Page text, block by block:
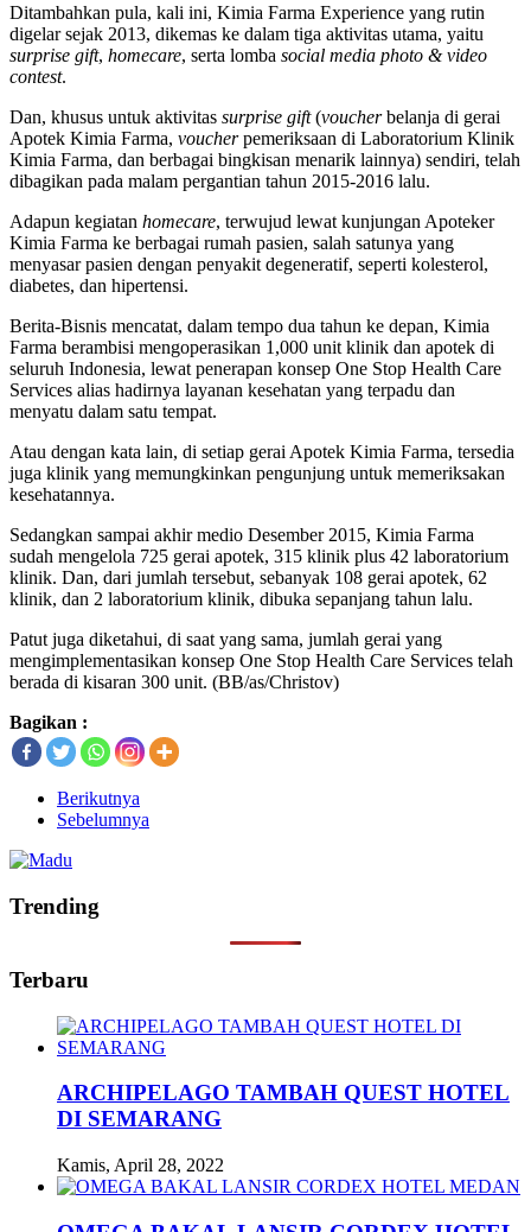
Ditambahkan pula, kali ini, Kimia Farma Experience yang rutin
digelar sejak 2013, dikemas ke dalam tiga aktivitas utama, yaitu
surprise gift, homecare, serta lomba social media photo & video
contest.
Dan, khusus untuk aktivitas surprise gift(voucherbelanja di gerai
Apotek Kimia Farma, voucherpemeriksaan di Laboratorium Klinik
Kimia Farma, dan berbagai bingkisan menarik lainnya) sendiri, telah
dibagikan pada malam pergantian tahun 2015-2016 lalu.
Adapun kegiatan homecare, terwujud lewat kunjungan Apoteker
Kimia Farma ke berbagai rumah pasien, salah satunya yang
menyasar pasien dengan penyakit degeneratif, seperti kolesterol,
diabetes, dan hipertensi.
Berita-Bisnis mencatat, dalam tempo dua tahun ke depan, Kimia
Farma berambisi mengoperasikan 1,000 unit klinik dan apotek di
seluruh Indonesia, lewat penerapan konsep One Stop Health Care
Services alias hadirnya layanan kesehatan yang terpadu dan
menyatu dalam satu tempat.
Atau dengan kata lain, di setiap gerai Apotek Kimia Farma, tersedia
juga klinik yang memungkinkan pengunjung untuk memeriksakan
kesehatannya.
Sedangkan sampai akhir medio Desember 2015, Kimia Farma
sudah mengelola 725 gerai apotek, 315 klinik plus 42 laboratorium
klinik. Dan, dari jumlah tersebut, sebanyak 108 gerai apotek, 62
klinik, dan 2 laboratorium klinik, dibuka sepanjang tahun lalu.
Patut juga diketahui, di saat yang sama, jumlah gerai yang
mengimplementasikan konsep One Stop Health Care Services telah
berada di kisaran 300 unit. (BB/as/Christov)
Bagikan :
Berikutnya
Sebelumnya
Trending
Terbaru
ARCHIPELAGO TAMBAH QUEST HOTEL
DI SEMARANG
Kamis, April 28, 2022